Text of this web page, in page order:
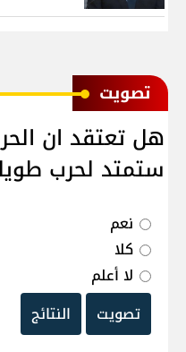
ﺗﺼﻮﻳﺖ
هل تعتقد ان
ستمتد لحرب
نعم
كلا
لا أعلم
تصويت
النتائج